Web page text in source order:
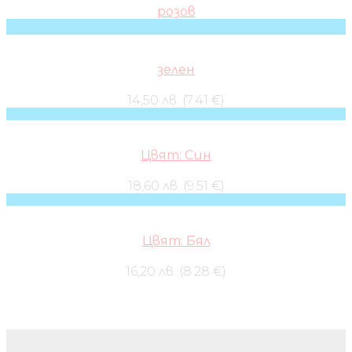
розов
зелен
14,50 лв. (7.41 €)
Цвят: Син
18,60 лв. (9.51 €)
Цвят: Бял
16,20 лв. (8.28 €)